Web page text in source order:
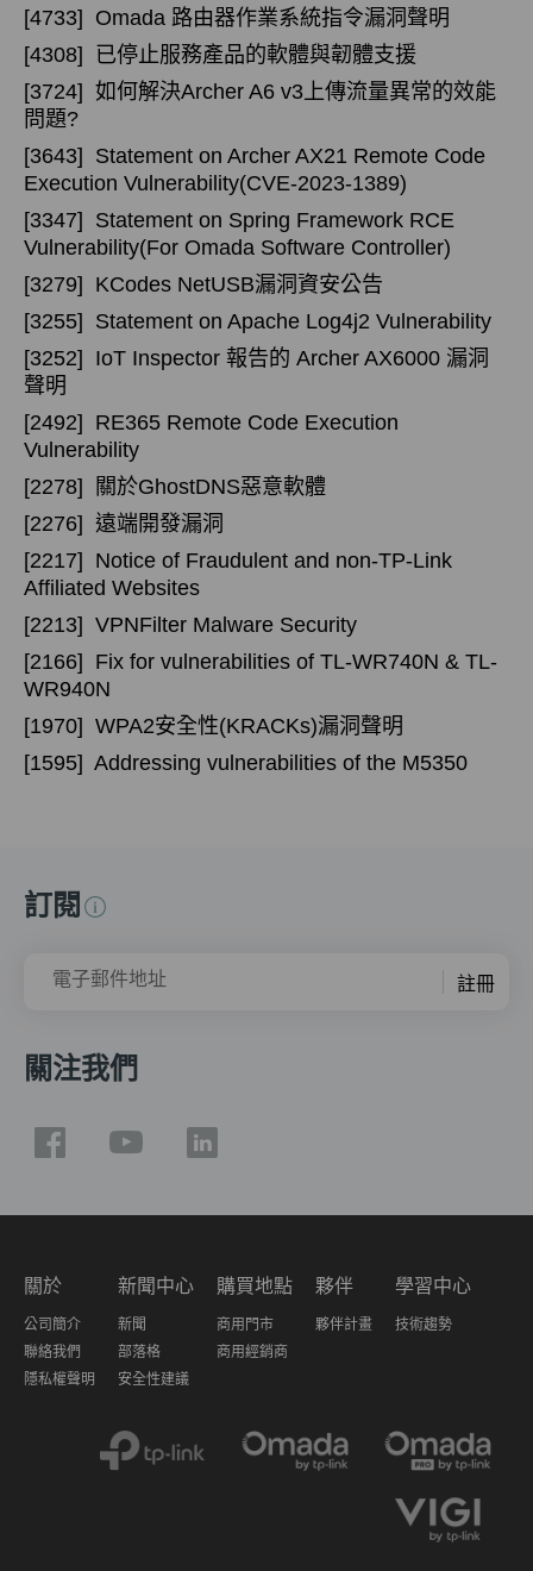
[4733]
Omada 路由器作業系統指令漏洞聲明
[4308]
已停止服務產品的軟體與韌體支援
[3724] 如何解決Archer A6 v3上傳流量異常的效能
問題?
[3643]
Statement on Archer AX21 Remote Code
Execution Vulnerability(CVE-2023-1389)
[3347]
Statement on Spring Framework RCE
Vulnerability(For Omada Software Controller)
[3279]
KCodes NetUSB漏洞資安公告
[3255]
Statement on Apache Log4j2 Vulnerability
[3252]
IoT Inspector 報告的 Archer AX6000 漏洞
聲明
[2492]
RE365 Remote Code Execution
Vulnerability
[2278]
關於GhostDNS惡意軟體
[2276] 遠端開發漏洞
[2217]
Notice of Fraudulent and non-TP-Link
Affiliated Websites
[2213] VPNFilter Malware Security
[2166]
Fix for vulnerabilities of TL-WR740N & TL-
WR940N
[1970] WPA2安全性(KRACKs)漏洞聲明
[1595] Addressing vulnerabilities of the M5350
訂閱
電子郵件地址 註冊
關注我們
關於
公司簡介
聯絡我們
隱私權聲明
新聞中心
新聞
部落格
安全性建議
購買地點
商用門市
商用經銷商
夥伴
夥伴計畫
學習中心
技術趨勢